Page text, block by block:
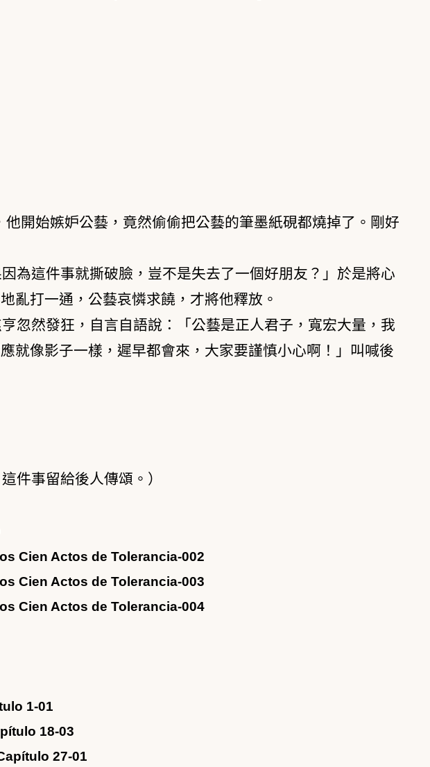
開始嫉妒公藝，竟然偷偷把公藝的筆墨紙硯都燒掉了。剛好
為這件事就撕破臉，豈不是失去了一個好朋友？」於是將心
亂打一通，公藝哀憐求饒，才將他釋放。
忽然發狂，自言自語說：「公藝是正人君子，寬宏大量，我
就像影子一樣，遲早都會來，大家要謹慎小心啊！」叫喊後
件事留給後人傳頌。）
Cien Actos de Tolerancia-002
Cien Actos de Tolerancia-003
Cien Actos de Tolerancia-004
1-01
18-03
27-01